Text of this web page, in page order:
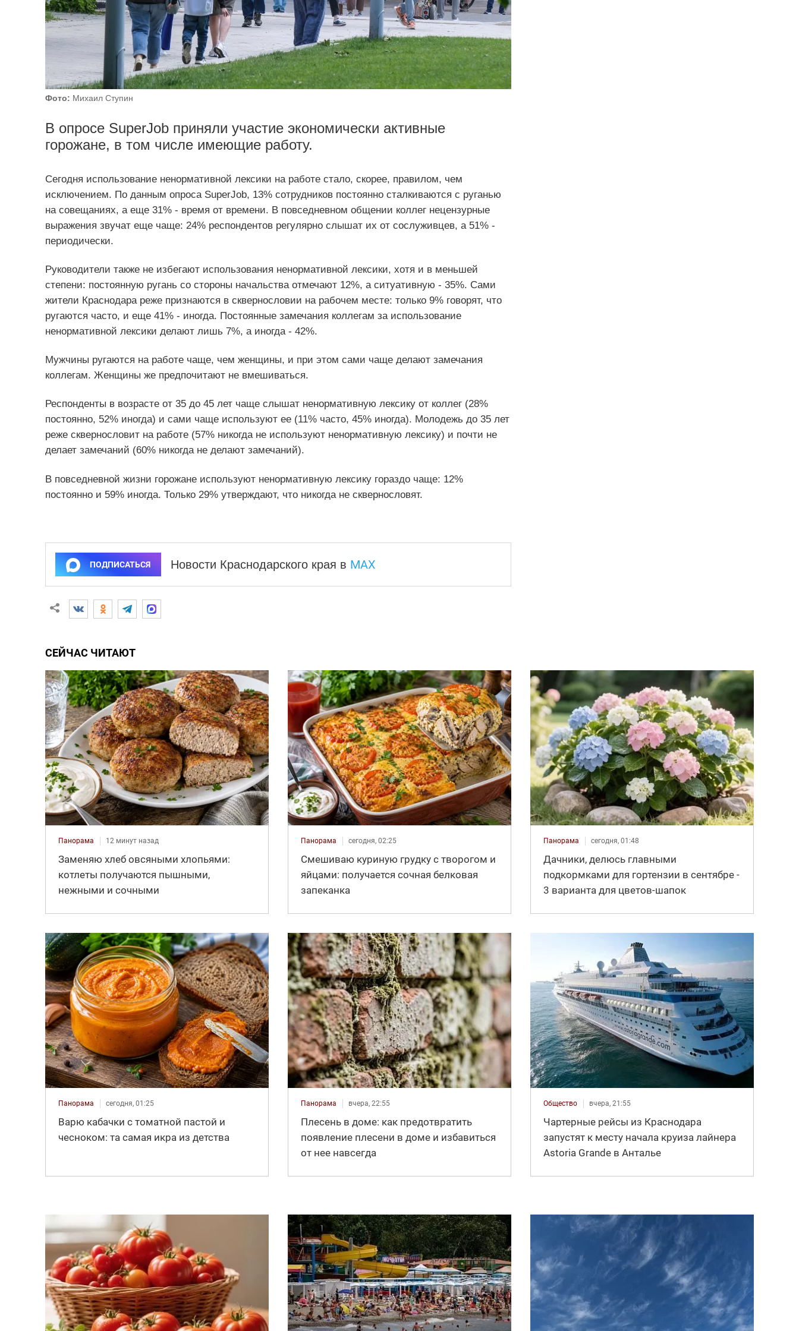
Фото: Михаил Ступин
В опросе SuperJob приняли участие экономически активные
горожане, в том числе имеющие работу.
Сегодня использование ненормативной лексики на работе стало, скорее, правилом, чем
исключением. По данным опроса SuperJob, 13% сотрудников постоянно сталкиваются с руганью
на совещаниях, а еще 31% - время от времени. В повседневном общении коллег нецензурные
выражения звучат еще чаще: 24% респондентов регулярно слышат их от сослуживцев, а 51% -
периодически.
Руководители также не избегают использования ненормативной лексики, хотя и в меньшей
степени: постоянную ругань со стороны начальства отмечают 12%, а ситуативную - 35%. Сами
жители Краснодара реже признаются в сквернословии на рабочем месте: только 9% говорят, что
ругаются часто, и еще 41% - иногда. Постоянные замечания коллегам за использование
ненормативной лексики делают лишь 7%, а иногда - 42%.
Мужчины ругаются на работе чаще, чем женщины, и при этом сами чаще делают замечания
коллегам. Женщины же предпочитают не вмешиваться.
Респонденты в возрасте от 35 до 45 лет чаще слышат ненормативную лексику от коллег (28%
постоянно, 52% иногда) и сами чаще используют ее (11% часто, 45% иногда). Молодежь до 35 лет
реже сквернословит на работе (57% никогда не используют ненормативную лексику) и почти не
делает замечаний (60% никогда не делают замечаний).
В повседневной жизни горожане используют ненормативную лексику гораздо чаще: 12%
постоянно и 59% иногда. Только 29% утверждают, что никогда не сквернословят.
ПОДПИСАТЬСЯ Новости Краснодарского края в MAX
СЕЙЧАС ЧИТАЮТ
Панорама 12 минут назад
Заменяю хлеб овсяными хлопьями:
котлеты получаются пышными,
нежными и сочными
Панорама сегодня, 02:25
Смешиваю куриную грудку с творогом и
яйцами: получается сочная белковая
запеканка
Панорама сегодня, 01:48
Дачники, делюсь главными
подкормками для гортензии в сентябре -
3 варианта для цветов-шапок
Панорама сегодня, 01:25
Варю кабачки с томатной пастой и
чесноком: та самая икра из детства
Панорама вчера, 22:55
Плесень в доме: как предотвратить
появление плесени в доме и избавиться
от нее навсегда
Общество вчера, 21:55
Чартерные рейсы из Краснодара
запустят к месту начала круиза лайнера
Astoria Grande в Анталье